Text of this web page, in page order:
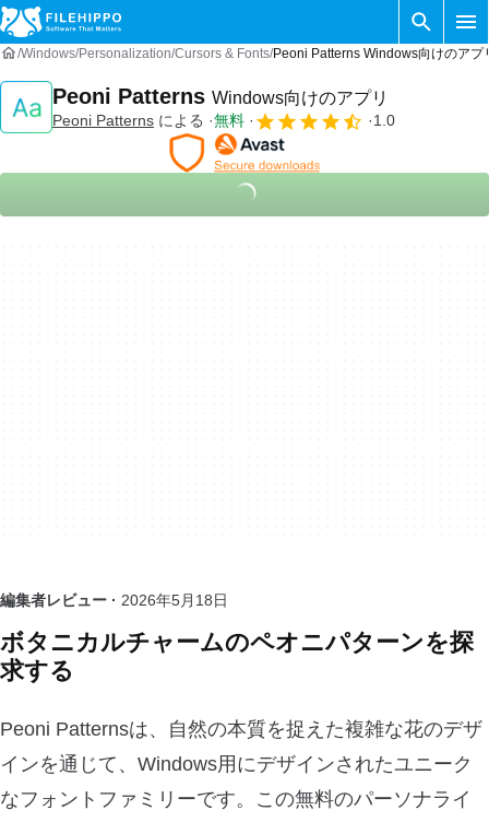
Windows Personalization Cursors & Fonts Peoni Patterns Windows向けのアプ
Peoni Patterns Windows向けのアプリ
Peoni Patterns による 無料 1.0
編集者レビュー · 2026年5月18日
ボタニカルチャームのペオニパターンを探
求する
Peoni Patternsは、自然の本質を捉えた複雑な花のデザ
インを通じて、Windows用にデザインされたユニーク
なフォントファミリーです。この無料のパーソナライ